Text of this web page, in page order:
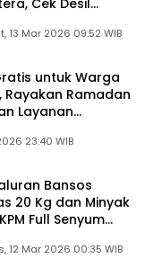
Cek Desil
Jumat, 13 Mar 2026 09:52 WIB
untuk Warga
Ramadan
Layanan
Kampung
Kamis, 12 Mar 2026 23:40 WIB
Bansos
20 Kg dan Minyak
Full Senyum
Kamis, 12 Mar 2026 00:35 WIB